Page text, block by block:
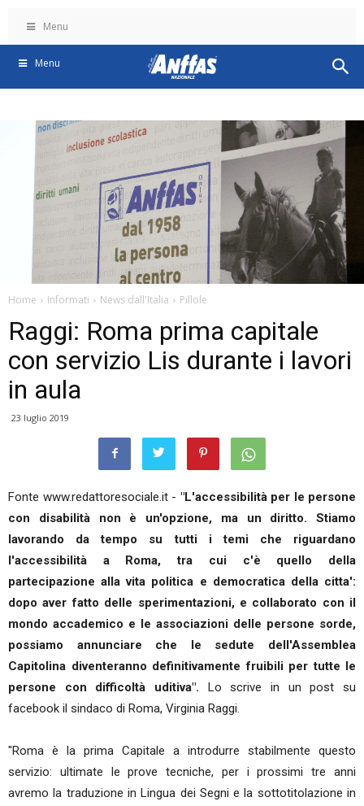
Menu
Menu
Home Informati News dall'Italia Pillole
Raggi: Roma prima capitale
con servizio Lis durante i lavori
in aula
23 luglio 2019
Fonte www.redattoresociale.it - "L'accessibilità per le persone
con disabilità non è un'opzione, ma un diritto. Stiamo
lavorando da tempo su tutti i temi che riguardano
l'accessibilità a Roma, tra cui c'è quello della
partecipazione alla vita politica e democratica della citta':
dopo aver fatto delle sperimentazioni, e collaborato con il
mondo accademico e le associazioni delle persone sorde,
possiamo annunciare che le sedute dell'Assemblea
Capitolina diventeranno definitivamente fruibili per tutte le
persone con difficoltà uditiva". Lo scrive in un post su
facebook il sindaco di Roma, Virginia Raggi.
"Roma è la prima Capitale a introdurre stabilmente questo
servizio: ultimate le prove tecniche, per i prossimi tre anni
avremo la traduzione in Lingua dei Segni e la sottotitolazione in